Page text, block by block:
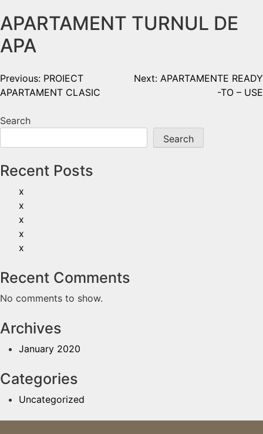
APARTAMENT TURNUL DE
APA
Previous: PROIECT
APARTAMENT CLASIC
Next: APARTAMENTE READY
-TO – USE
Search
Search
Recent Posts
x
x
x
x
x
Recent Comments
No comments to show.
Archives
January 2020
Categories
Uncategorized